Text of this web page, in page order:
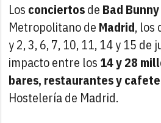
Los conciertosde Bad Bunny
Metropolitano de Madrid, los
y 2, 3, 6, 7, 10, 11, 14 y 15 de
impacto entre los 14 y 28
bares, restaurantes y
Hostelería de Madrid.